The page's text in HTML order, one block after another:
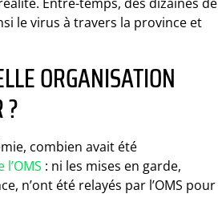
le virus à travers la province et
ORGANISATION
?
combien avait été
: ni les mises en garde,
n’ont été relayés par l’OMS pour